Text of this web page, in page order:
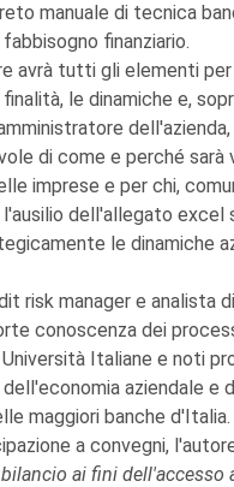
manuale di tecnica
finanziario.
avrà tutti gli elementi
le dinamiche e,
di come e perché
imprese e per chi,
dell'allegato excel
le dinamiche
risk manager e analista
conoscenza dei
Italiane e noti
aziendale
maggiori banche
a convegni,
ai fini dell'accesso